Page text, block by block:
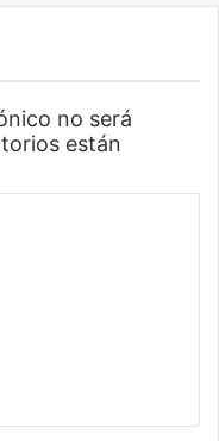
no será
están